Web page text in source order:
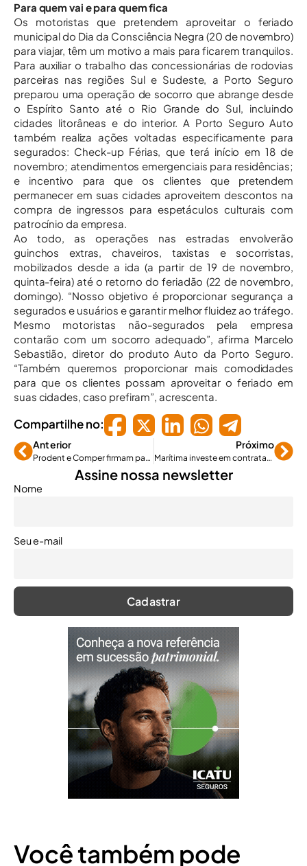
Para quem vai e para quem fica
Os motoristas que pretendem aproveitar o feriado
municipal do Dia da Consciência Negra (20 de novembro)
para viajar, têm um motivo a mais para ficarem tranquilos.
Para auxiliar o trabalho das concessionárias de rodovias
parceiras nas regiões Sul e Sudeste, a Porto Seguro
preparou uma operação de socorro que abrange desde
o Espírito Santo até o Rio Grande do Sul, incluindo
cidades litorâneas e do interior. A Porto Seguro Auto
também realiza ações voltadas especificamente para
segurados: Check-up Férias, que terá início em 18 de
novembro; atendimentos emergenciais para residências;
e incentivo para que os clientes que pretendem
permanecer em suas cidades aproveitem descontos na
compra de ingressos para espetáculos culturais com
patrocínio da empresa.
Ao todo, as operações nas estradas envolverão
guinchos extras, chaveiros, taxistas e socorristas,
mobilizados desde a ida (a partir de 19 de novembro,
quinta-feira) até o retorno do feriadão (22 de novembro,
domingo). “Nosso objetivo é proporcionar segurança a
segurados e usuários e garantir melhor fluidez ao tráfego.
Mesmo motoristas não-segurados pela empresa
contarão com um socorro adequado”, afirma Marcelo
Sebastião, diretor do produto Auto da Porto Seguro.
“Também queremos proporcionar mais comodidades
para que os clientes possam aproveitar o feriado em
suas cidades, caso prefiram”, acrescenta.
Compartilhe no:
Anterior
Prodent e Comper firmam parceria e lançam plano odontológico
Próximo
Marítima investe em contratações e novos ramos
Assine nossa newsletter
Nome
Seu e-mail
Você também pode